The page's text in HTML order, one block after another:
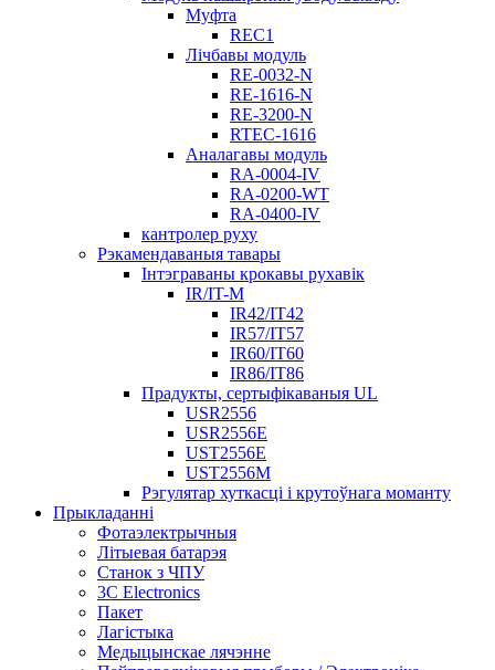
Муфта
REC1
Лічбавы модуль
RE-0032-N
RE-1616-N
RE-3200-N
RTEC-1616
Аналагавы модуль
RA-0004-IV
RA-0200-WT
RA-0400-IV
кантролер руху
Рэкамендаваныя тавары
Інтэграваны крокавы рухавік
IR/IT-M
IR42/IT42
IR57/IT57
IR60/IT60
IR86/IT86
Прадукты, сертыфікаваныя UL
USR2556
USR2556E
UST2556E
UST2556M
Рэгулятар хуткасці і крутоўнага моманту
Прыкладанні
Фотаэлектрычныя
Літыевая батарэя
Станок з ЧПУ
3C Electronics
Пакет
Лагістыка
Медыцынскае лячэнне